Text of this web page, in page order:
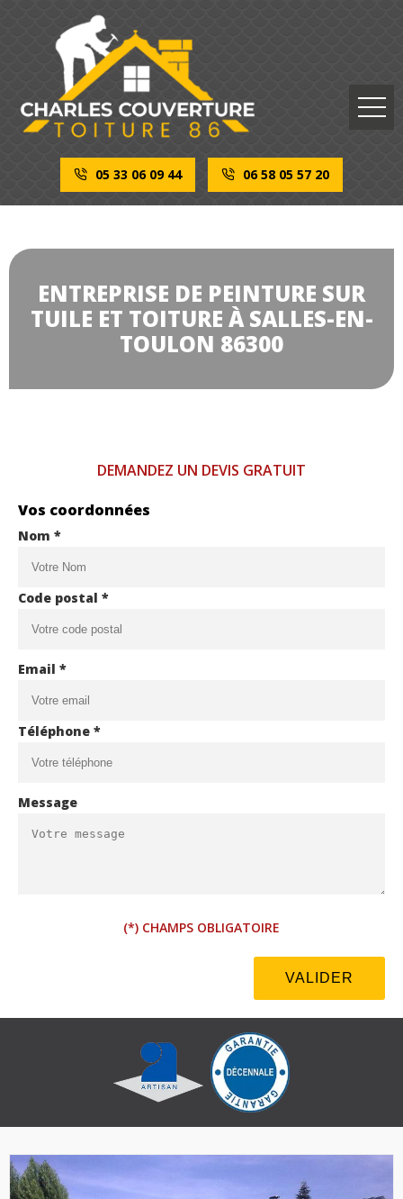
05 33 06 09 44 06 58 05 57 20
ENTREPRISE DE PEINTURE SUR
TUILE ET TOITURE À SALLES-EN-
TOULON 86300
DEMANDEZ UN DEVIS GRATUIT
Vos coordonnées
Nom *
Code postal *
Email *
Téléphone *
Message
(*) CHAMPS OBLIGATOIRE